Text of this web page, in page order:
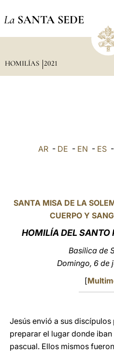
La SANTA SEDE
HOMILÍAS 2021
AR - DE - EN - ES -
SANTA MISA DE LA
CUERPO Y
HOMILÍA DEL SANTO
Basílica de
Domingo, 6 de
[
Jesús envió a sus discípulos
preparar el lugar donde
pascual. Ellos mismos